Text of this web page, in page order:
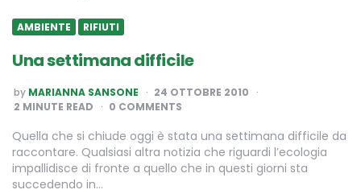
AMBIENTE RIFIUTI
Una settimana difficile
POSTED
BY
by MARIANNA SANSONE
24 OTTOBRE 2010
2 MINUTE READ 0 COMMENTS
Quella che si chiude oggi è stata una settimana difficile da
raccontare. Qualsiasi altra notizia che riguardi l’ecologia
impallidisce di fronte a quello che in questi giorni sta
succedendo in…